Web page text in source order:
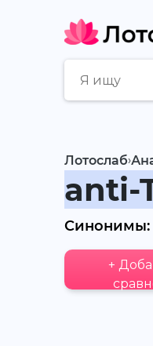
Лотослаб›
anti-
Синонимы:
+